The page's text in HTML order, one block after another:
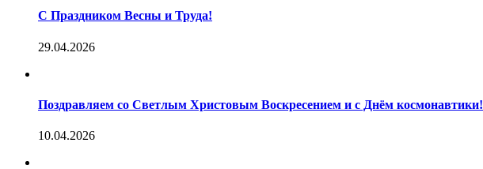
С Праздником Весны и Труда!
29.04.2026
Поздравляем со Светлым Христовым Воскресением и с Днём космонавтики!
10.04.2026